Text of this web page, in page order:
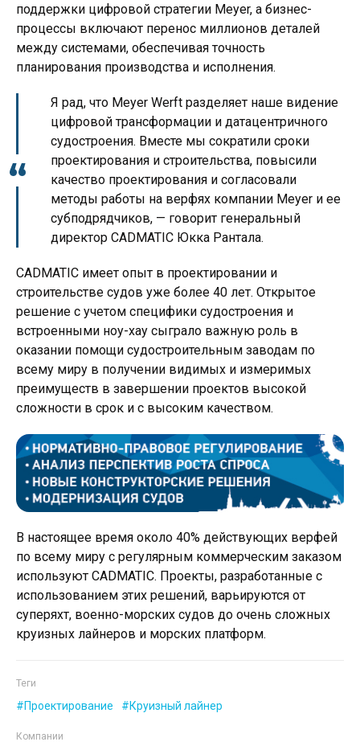
поддержки цифровой стратегии Meyer, а бизнес-
процессы включают перенос миллионов деталей
между системами, обеспечивая точность
планирования производства и исполнения.
Я рад, что Meyer Werft разделяет наше видение
цифровой трансформации и датацентричного
судостроения. Вместе мы сократили сроки
проектирования и строительства, повысили
качество проектирования и согласовали
методы работы на верфях компании Meyer и ее
субподрядчиков, — говорит генеральный
директор CADMATIC Юкка Рантала.
CADMATIC имеет опыт в проектировании и
строительстве судов уже более 40 лет. Открытое
решение с учетом специфики судостроения и
встроенными ноу-хау сыграло важную роль в
оказании помощи судостроительным заводам по
всему миру в получении видимых и измеримых
преимуществ в завершении проектов высокой
сложности в срок и с высоким качеством.
В настоящее время около 40% действующих верфей
по всему миру с регулярным коммерческим заказом
используют CADMATIC. Проекты, разработанные с
использованием этих решений, варьируются от
суперяхт, военно-морских судов до очень сложных
круизных лайнеров и морских платформ.
Теги
Проектирование Круизный лайнер
Компании